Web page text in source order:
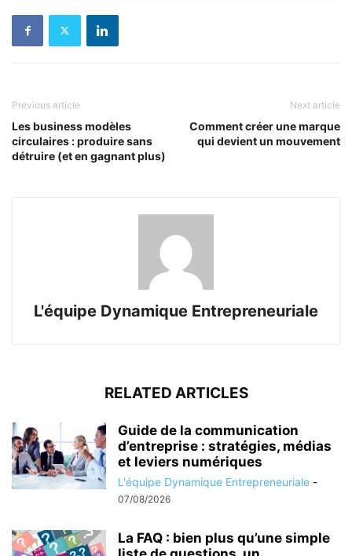
Previous article
Les business modèles
circulaires : produire sans
détruire (et en gagnant plus)
Next article
Comment créer une marque
qui devient un mouvement
L'équipe Dynamique Entrepreneuriale
RELATED ARTICLES
Guide de la communication
d’entreprise : stratégies, médias
et leviers numériques
L'équipe Dynamique Entrepreneuriale -
07/08/2026
La FAQ : bien plus qu’une simple